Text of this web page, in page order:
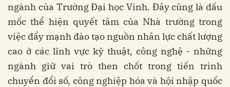
ngành của Trường Đại học Vinh. Đây cũng là dấu
mốc thể hiện quyết tâm của Nhà trường trong
việc đẩy mạnh đào tạo nguồn nhân lực chất lượng
cao ở các lĩnh vực kỹ thuật, công nghệ - những
ngành giữ vai trò then chốt trong tiến trình
chuyển đổi số, công nghiệp hóa và hội nhập quốc